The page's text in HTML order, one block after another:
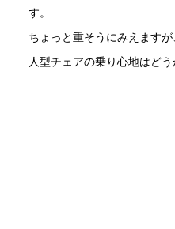
す。
ちょっと重そうにみえますが
人型チェアの乗り心地はどう